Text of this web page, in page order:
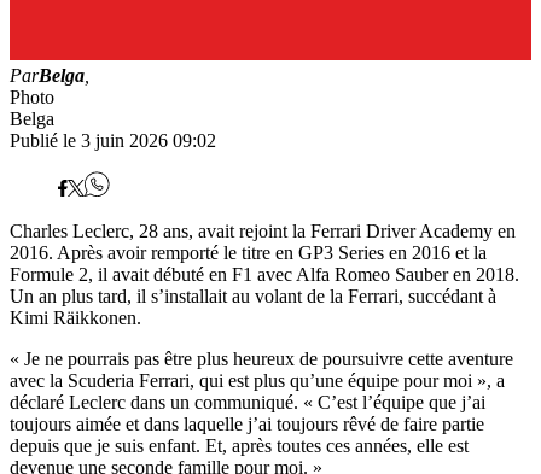
ParBelga
Photo
Belga
Publié le 3 juin 2026 09:02
Charles Leclerc, 28 ans, avait rejoint la Ferrari Driver Academy en
2016. Après avoir remporté le titre en GP3 Series en 2016 et la
Formule 2, il avait débuté en F1 avec Alfa Romeo Sauber en 2018.
Un an plus tard, il s’installait au volant de la Ferrari, succédant à
Kimi Räikkonen.
« Je ne pourrais pas être plus heureux de poursuivre cette aventure
avec la Scuderia Ferrari, qui est plus qu’une équipe pour moi », a
déclaré Leclerc dans un communiqué. « C’est l’équipe que j’ai
toujours aimée et dans laquelle j’ai toujours rêvé de faire partie
depuis que je suis enfant. Et, après toutes ces années, elle est
devenue une seconde famille pour moi. »